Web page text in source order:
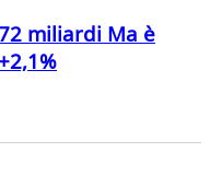
miliardi Ma è